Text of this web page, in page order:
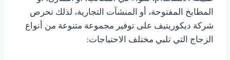
المطابخ المفتوحة، أو المنشآت التجارية، لذلك تحرص
شركة ديكوريتيف على توفير مجموعة متنوعة من أنواع
الزجاج التي تلبي مختلف الاحتياجات: